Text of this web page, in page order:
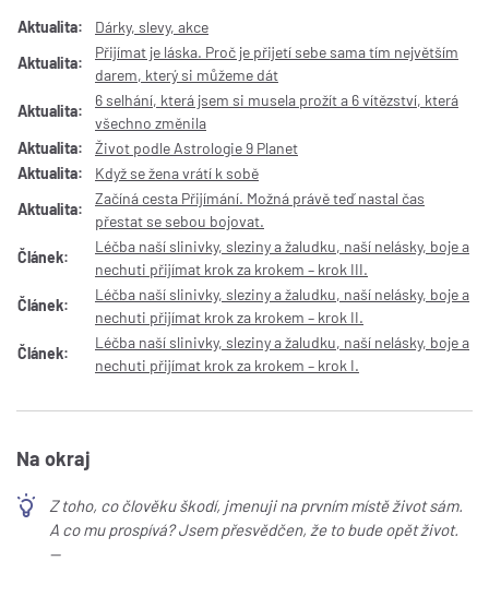
Aktualita:
Dárky, slevy, akce
Aktualita:
Přijímat je láska. Proč je přijetí sebe sama tím největším
darem, který si můžeme dát
Aktualita:
6 selhání, která jsem si musela prožít a 6 vítězství, která
všechno změnila
Aktualita:
Život podle Astrologie 9 Planet
Aktualita:
Když se žena vrátí k sobě
Aktualita:
Začíná cesta Přijímání. Možná právě teď nastal čas
přestat se sebou bojovat.
Článek:
Léčba naší slinivky, sleziny a žaludku, naší nelásky, boje a
nechuti přijímat krok za krokem – krok III.
Článek:
Léčba naší slinivky, sleziny a žaludku, naší nelásky, boje a
nechuti přijímat krok za krokem – krok II.
Článek:
Léčba naší slinivky, sleziny a žaludku, naší nelásky, boje a
nechuti přijímat krok za krokem – krok I.
Na okraj
Z toho, co člověku škodí, jmenuji na prvním místě život sám.
A co mu prospívá? Jsem přesvědčen, že to bude opět život.
—